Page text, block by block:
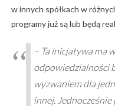
w innych spółkach w
programy już są lub będą
– Ta inicjatywa ma
odpowiedzialności
‎wyzwaniem dla
innej.